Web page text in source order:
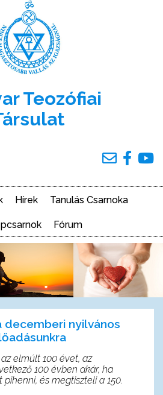
Teozófiai
Hírek Tanulás Csarnoka
Fórum
decemberi nyilvános
elmúlt 100 évet, az
100 évben akár, ha
pihenni, és megtiszteli a 150.